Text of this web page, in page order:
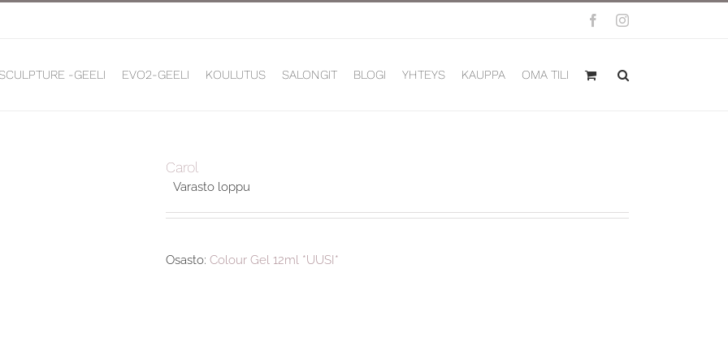
FacebookInstagram
-GEELI EVO2-GEELI KOULUTUS SALONGIT BLOGI YHTEYS KAUPPA OMA TILI
Carol
Varasto loppu
Osasto: Colour Gel 12ml *UUSI*